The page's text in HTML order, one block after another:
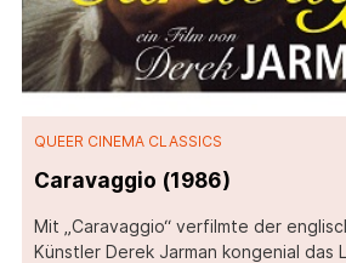
QUEER CINEMA CLASSICS
Caravaggio (1986)
Mit „Caravaggio“ verfilmte der
Künstler Derek Jarman kongenial das